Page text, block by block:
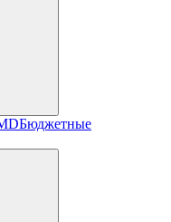
Бюджетные